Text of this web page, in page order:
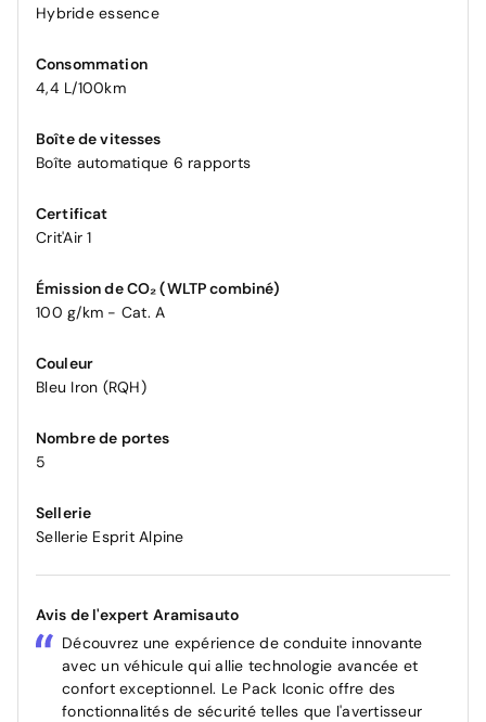
Hybride essence
Consommation
4,4 L/100km
Boîte de vitesses
Boîte automatique 6 rapports
Certificat
Crit'Air 1
Émission de CO₂ (WLTP combiné)
100 g/km - Cat. A
Couleur
Bleu Iron (RQH)
Nombre de portes
5
Sellerie
Sellerie Esprit Alpine
Avis de l'expert Aramisauto
Découvrez une expérience de conduite innovante
avec un véhicule qui allie technologie avancée et
confort exceptionnel. Le Pack Iconic offre des
fonctionnalités de sécurité telles que l'avertisseur